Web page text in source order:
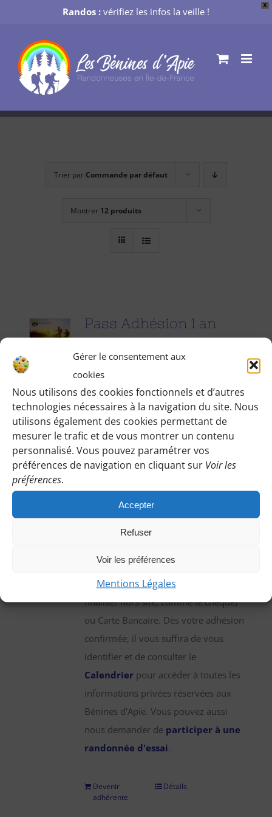
X
Randos : vérifiez les infos la veille !
Gérer le consentement aux
cookies
Nous utilisons des cookies fonctionnels et d’autres
technologies nécessaires à la navigation du site. Nous
utilisons également des cookies permettant de
mesurer le trafic et de vous montrer un contenu
personnalisé. Vous pouvez paramétrer vos
préférences de navigation en cliquant sur Voir les
préférences.
Accepter
Refuser
Voir les préférences
Mentions Légales
contenu
Trier par Commande par défaut
Montrer 12 produits
Pass Adhésion 1 an
25.00€ pour 1 an
Accédez à toutes les informations
pratiques de nos excursions du
dimanche et des jours fériés (Point de
rendez-vous, horaires, conseils etc.), et
participez à nos activités telles que des
Pour adhérer et faire vivre notre
association, nous vous demandons
que vous pouvez régler par chèque,
virement bancaire (démarche à
finaliser hors site, comme le chèque)
ou Carte Bancaire. Dès votre adhésion
confirmée, il vous suffira de vous
identifier et de consulter le
Calendrier pour accéder à toutes les
informations privées réservées aux
Bénines d'Apie. Vous pouvez aussi
nous demander de participer à une
randonnée d'essai.
Devenir
adhérente
Détails